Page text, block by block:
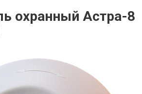
охранный Астра-8